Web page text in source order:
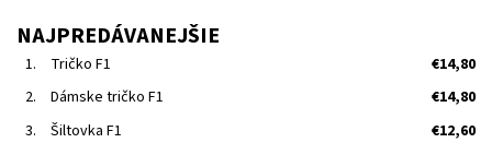
NAJPREDÁVANEJŠIE
1. Tričko F1
€14,80
2.
Dámske tričko F1
€14,80
3.
Šiltovka F1 €12,60